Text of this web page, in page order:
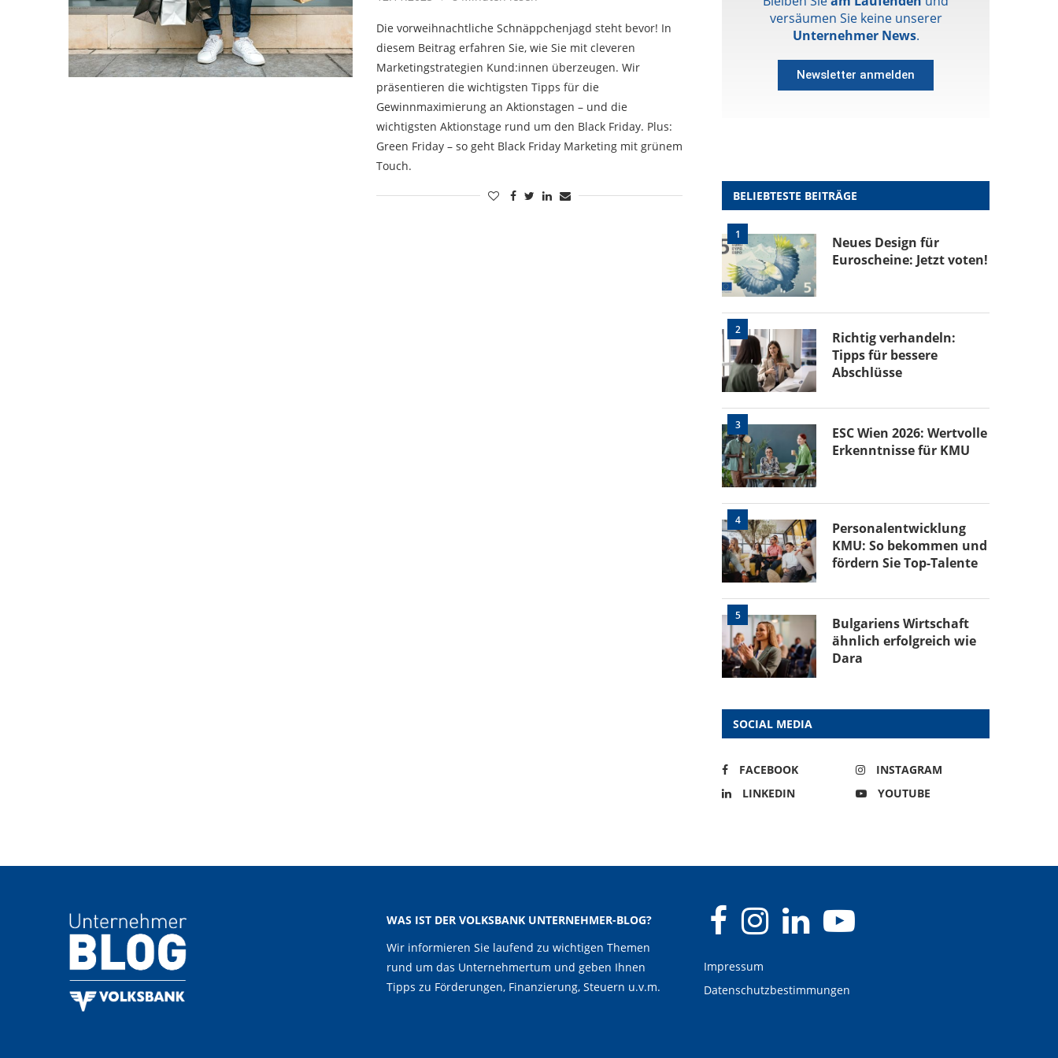
Die vorweihnachtliche Schnäppchenjagd steht bevor! In
diesem Beitrag erfahren Sie, wie Sie mit cleveren
Marketingstrategien Kund:innen überzeugen. Wir
präsentieren die wichtigsten Tipps für die
Gewinnmaximierung an Aktionstagen – und die
wichtigsten Aktionstage rund um den Black Friday. Plus:
Green Friday – so geht Black Friday Marketing mit grünem
Touch.
versäumen Sie keine unserer
Unternehmer News.
Newsletter anmelden
BELIEBTESTE BEITRÄGE
1
Neues Design für
Euroscheine: Jetzt voten!
2
Richtig verhandeln:
Tipps für bessere
Abschlüsse
3
ESC Wien 2026: Wertvolle
Erkenntnisse für KMU
4
Personalentwicklung
KMU: So bekommen und
fördern Sie Top-Talente
5
Bulgariens Wirtschaft
ähnlich erfolgreich wie
Dara
SOCIAL MEDIA
FACEBOOK
INSTAGRAM
LINKEDIN
YOUTUBE
WAS IST DER VOLKSBANK UNTERNEHMER-BLOG?
Wir informieren Sie laufend zu wichtigen Themen
rund um das Unternehmertum und geben Ihnen
Tipps zu Förderungen, Finanzierung, Steuern u.v.m.
Impressum
Datenschutzbestimmungen